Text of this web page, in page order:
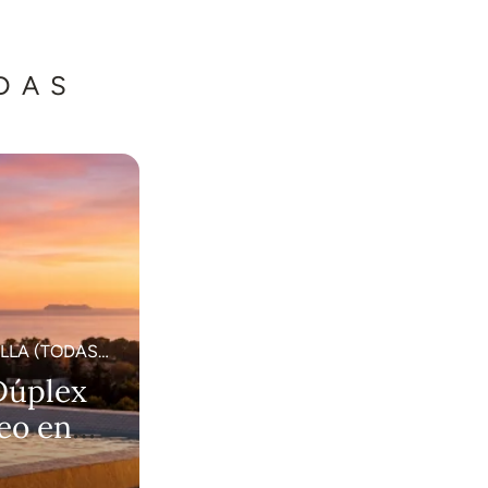
(TODAS
en